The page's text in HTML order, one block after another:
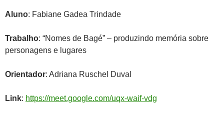
Aluno: Fabiane Gadea Trindade
Trabalho: “Nomes de Bagé” – produzindo memória sobre
personagens e lugares
Orientador: Adriana Ruschel Duval
Link: https://meet.google.com/uqx-waif-vdg